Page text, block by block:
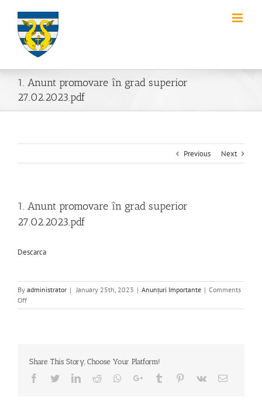
content
1. Anunt promovare în grad superior
27.02.2023.pdf
Previous Next
1. Anunt promovare în grad superior
27.02.2023.pdf
Descarca
By administrator | January 25th, 2023 | Anunțuri Importante | Comments
Offon
1.
superior
27.02.2023.pdf
Share This Story, Choose Your Platform!
Facebook
TwitterLinkedinReddit Whatsapp
Google+Tumblr Pinterest
Vk Email